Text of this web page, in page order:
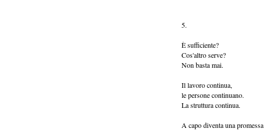
5.
È sufficiente?
Cos'altro serve?
Non basta mai.
Il lavoro continua,
le persone continuano.
La struttura continua.
A capo diventa una